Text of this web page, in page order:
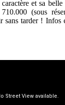
et sa
(sous
sans tarder ! Infos